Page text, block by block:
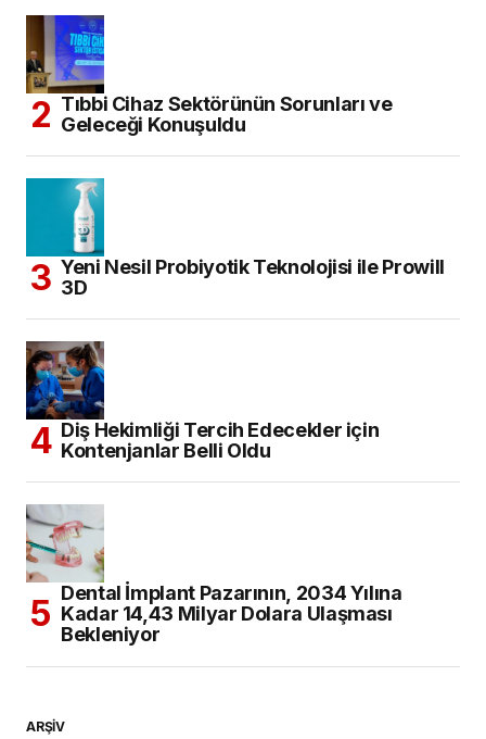
Tıbbi Cihaz Sektörünün Sorunları ve
Geleceği Konuşuldu
Yeni Nesil Probiyotik Teknolojisi ile Prowill
3D
Diş Hekimliği Tercih Edecekler için
Kontenjanlar Belli Oldu
Dental İmplant Pazarının, 2034 Yılına
Kadar 14,43 Milyar Dolara Ulaşması
Bekleniyor
ARŞİV